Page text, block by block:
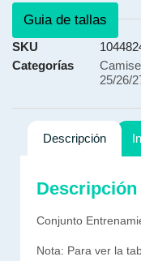
Guia de tallas
SKU
Categorías
25/26/
Descripción
Descripción
Conjunto
Nota: Para ver la